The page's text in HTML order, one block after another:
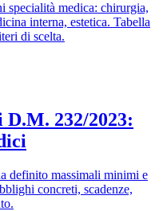
specialità medica: chirurgia,
interna, estetica. Tabella
di scelta.
232/2023:
definito massimali minimi e
concreti, scadenze,